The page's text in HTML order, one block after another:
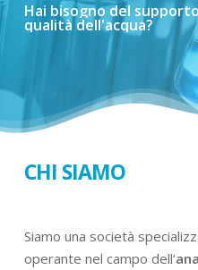
Hai bisognodel
qualitàdell'acqua?
CHI SIAMO
Siamo una società
operante nel campo dell’